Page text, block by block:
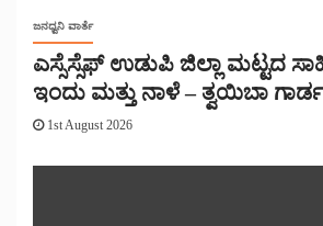
ಜನಧ್ವನಿ ವಾರ್ತೆ
ಎಸ್ಸೆಸ್ಸೆಫ್ ಉಡುಪಿ ಜಿಲ್ಲಾ ಮಟ್ಟದ
ಇಂದು ಮತ್ತು ನಾಳೆ – ತ್ವಯಿಬಾ
1st August 2026